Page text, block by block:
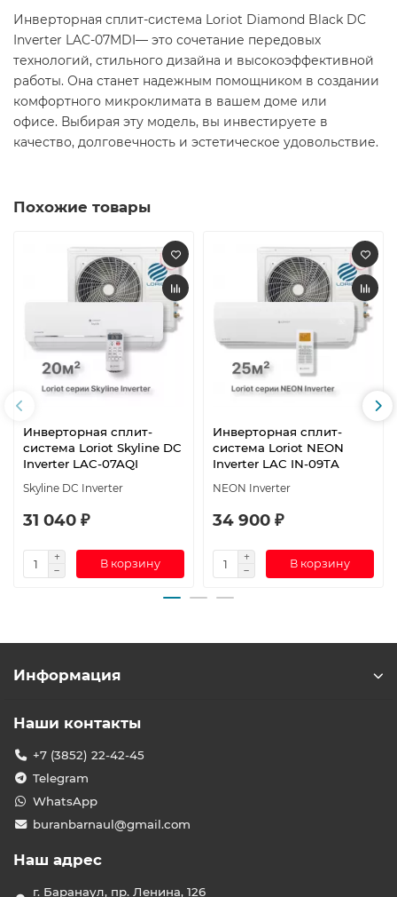
Инверторная сплит-система Loriot Diamond Black DC
Inverter LAC-07MDI— это сочетание передовых
технологий, стильного дизайна и высокоэффективной
работы. Она станет надежным помощником в создании
комфортного микроклимата в вашем доме или
офисе. Выбирая эту модель, вы инвестируете в
качество, долговечность и эстетическое удовольствие. ​
Похожие товары
Инверторная сплит-
система Loriot Skyline DC
Inverter LAC-07AQI
Skyline DC Inverter
31 040 ₽
В корзину
Инверторная сплит-
система Loriot NEON
Inverter LAC IN-09TA
NEON Inverter
34 900 ₽
В корзину
Информация
Наши контакты
+7 (3852) 22-42-45
Telegram
WhatsApp
buranbarnaul@gmail.com
Наш адрес
г. Баранаул, пр. Ленина, 126